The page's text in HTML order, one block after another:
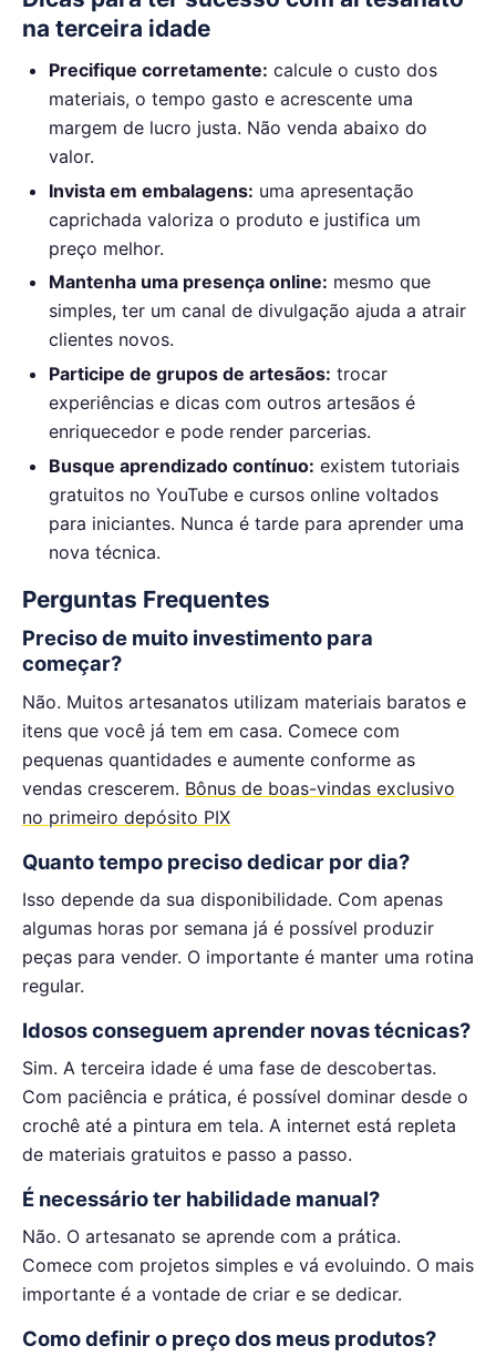
na terceira idade
Precifique corretamente: calcule o custo dos
materiais, o tempo gasto e acrescente uma
margem de lucro justa. Não venda abaixo do
valor.
Invista em embalagens: uma apresentação
caprichada valoriza o produto e justifica um
preço melhor.
Mantenha uma presença online: mesmo que
simples, ter um canal de divulgação ajuda a atrair
clientes novos.
Participe de grupos de artesãos: trocar
experiências e dicas com outros artesãos é
enriquecedor e pode render parcerias.
Busque aprendizado contínuo: existem tutoriais
gratuitos no YouTube e cursos online voltados
para iniciantes. Nunca é tarde para aprender uma
nova técnica.
Perguntas Frequentes
Preciso de muito investimento para
começar?
Não. Muitos artesanatos utilizam materiais baratos e
itens que você já tem em casa. Comece com
pequenas quantidades e aumente conforme as
vendas crescerem. Bônus de boas-vindas exclusivo
no primeiro depósito PIX
Quanto tempo preciso dedicar por dia?
Isso depende da sua disponibilidade. Com apenas
algumas horas por semana já é possível produzir
peças para vender. O importante é manter uma rotina
regular.
Idosos conseguem aprender novas técnicas?
Sim. A terceira idade é uma fase de descobertas.
Com paciência e prática, é possível dominar desde o
crochê até a pintura em tela. A internet está repleta
de materiais gratuitos e passo a passo.
É necessário ter habilidade manual?
Não. O artesanato se aprende com a prática.
Comece com projetos simples e vá evoluindo. O mais
importante é a vontade de criar e se dedicar.
Como definir o preço dos meus produtos?